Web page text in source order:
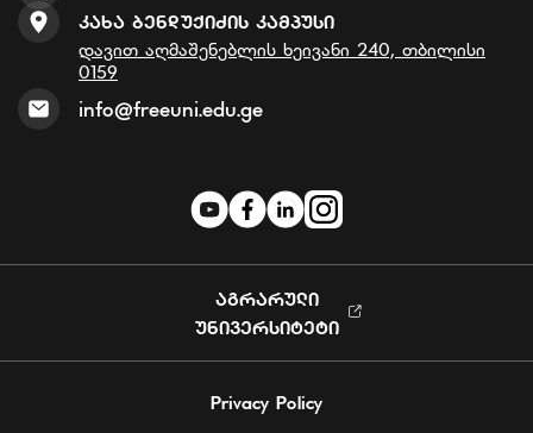
Კახა Ბენდუქიძის Კამპუსი
დავით აღმაშენებლის ხეივანი 240, თბილისი
0159
info@freeuni.edu.ge
ᲐᲒᲠᲐᲠᲣᲚᲘ
ᲣᲜᲘᲕᲔᲠᲡᲘᲢᲔᲢᲘ
Privacy Policy